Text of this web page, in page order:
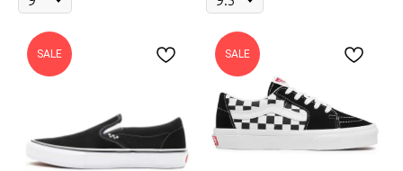
SALE SALE